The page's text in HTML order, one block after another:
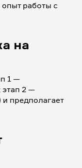
работы с
на
1 —
этап 2 —
предполагает